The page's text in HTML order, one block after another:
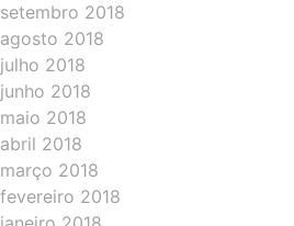
setembro 2018
agosto 2018
julho 2018
junho 2018
maio 2018
abril 2018
março 2018
fevereiro 2018